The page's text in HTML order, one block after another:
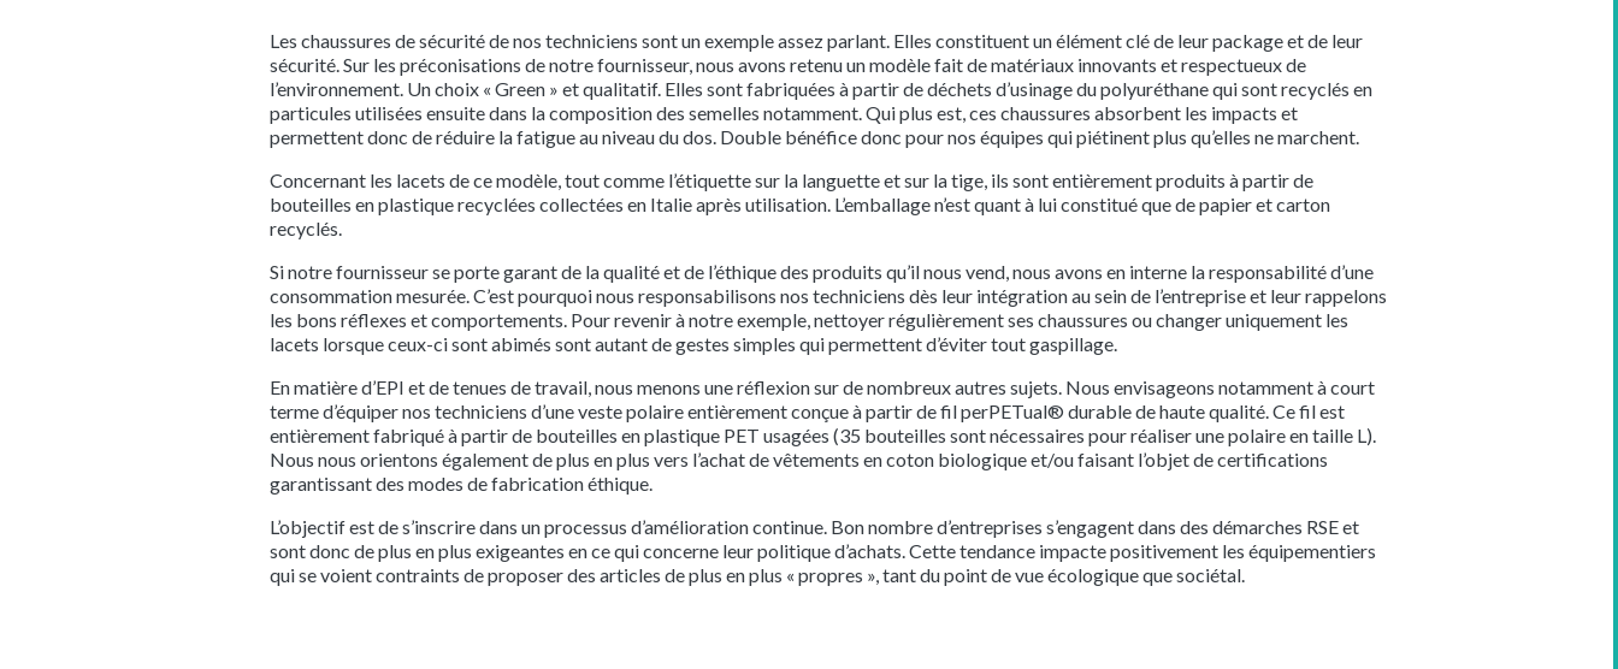
Les chaussures de sécurité de nos techniciens sont un exemple assez parlant. Elles constituent un élément clé de leur package et de leur
sécurité. Sur les préconisations de notre fournisseur, nous avons retenu un modèle fait de matériaux innovants et respectueux de
l’environnement. Un choix « Green » et qualitatif. Elles sont fabriquées à partir de déchets d’usinage du polyuréthane qui sont recyclés en
particules utilisées ensuite dans la composition des semelles notamment. Qui plus est, ces chaussures absorbent les impacts et
permettent donc de réduire la fatigue au niveau du dos. Double bénéfice donc pour nos équipes qui piétinent plus qu’elles ne marchent.
Concernant les lacets de ce modèle, tout comme l’étiquette sur la languette et sur la tige, ils sont entièrement produits à partir de
bouteilles en plastique recyclées collectées en Italie après utilisation. L’emballage n’est quant à lui constitué que de papier et carton
recyclés.
Si notre fournisseur se porte garant de la qualité et de l’éthique des produits qu’il nous vend, nous avons en interne la responsabilité d’une
consommation mesurée. C’est pourquoi nous responsabilisons nos techniciens dès leur intégration au sein de l’entreprise et leur rappelons
les bons réflexes et comportements. Pour revenir à notre exemple, nettoyer régulièrement ses chaussures ou changer uniquement les
lacets lorsque ceux-ci sont abimés sont autant de gestes simples qui permettent d’éviter tout gaspillage.
En matière d’EPI et de tenues de travail, nous menons une réflexion sur de nombreux autres sujets. Nous envisageons notamment à court
terme d’équiper nos techniciens d’une veste polaire entièrement conçue à partir de fil perPETual® durable de haute qualité. Ce fil est
entièrement fabriqué à partir de bouteilles en plastique PET usagées (35 bouteilles sont nécessaires pour réaliser une polaire en taille L).
Nous nous orientons également de plus en plus vers l’achat de vêtements en coton biologique et/ou faisant l’objet de certifications
garantissant des modes de fabrication éthique.
L’objectif est de s’inscrire dans un processus d’amélioration continue. Bon nombre d’entreprises s’engagent dans des démarches RSE et
sont donc de plus en plus exigeantes en ce qui concerne leur politique d’achats. Cette tendance impacte positivement les équipementiers
qui se voient contraints de proposer des articles de plus en plus « propres », tant du point de vue écologique que sociétal.